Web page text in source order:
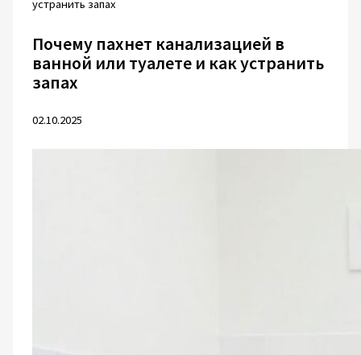
устранить запах
Почему пахнет канализацией в
ванной или туалете и как устранить
запах
02.10.2025